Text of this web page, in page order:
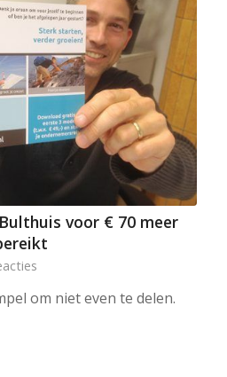
voor € 70 meer
om niet even te delen.